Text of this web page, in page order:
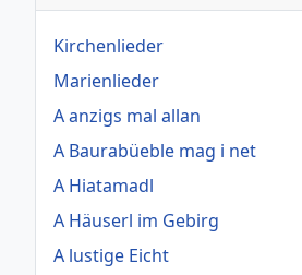
Kirchenlieder
Marienlieder
A anzigs mal allan
A Baurabüeble mag i net
A Hiatamadl
A Häuserl im Gebirg
A lustige Eicht